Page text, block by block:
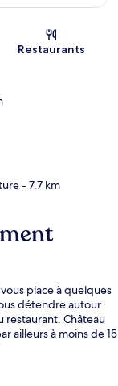
Restaurants
- 7.7 km
place à quelques
détendre autour
restaurant. Château
ailleurs à moins de 15